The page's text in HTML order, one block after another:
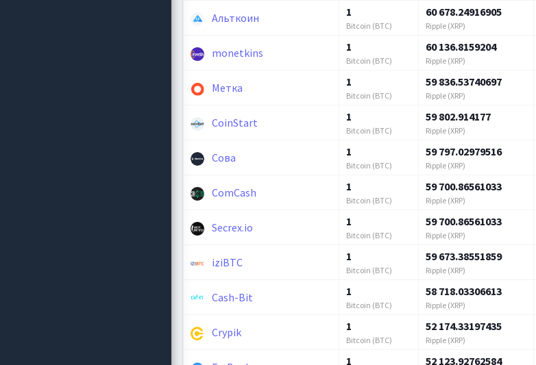
Альткоин 1
Bitcoin (BTC)
60 678.24916905
Ripple (XRP)
monetkins 1
Bitcoin (BTC)
60 136.8159204
Ripple (XRP)
Метка 1
Bitcoin (BTC)
59 836.53740697
Ripple (XRP)
CoinStart 1
Bitcoin (BTC)
59 802.914177
Ripple (XRP)
Сова 1
Bitcoin (BTC)
59 797.02979516
Ripple (XRP)
ComCash 1
Bitcoin (BTC)
59 700.86561033
Ripple (XRP)
Secrex.io 1
Bitcoin (BTC)
59 700.86561033
Ripple (XRP)
iziBTC 1
Bitcoin (BTC)
59 673.38551859
Ripple (XRP)
Cash-Bit 1
Bitcoin (BTC)
58 718.03306613
Ripple (XRP)
Crypik 1
Bitcoin (BTC)
52 174.33197435
Ripple (XRP)
1 52 123.92762584